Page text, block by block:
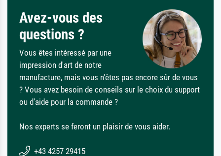
Avez-vous des
questions ?
Vous êtes intéressé par une
impression d'art de notre
manufacture, mais vous n'êtes pas encore sûr de vous
? Vous avez besoin de conseils sur le choix du support
ou d'aide pour la commande ?
Nos experts se feront un plaisir de vous aider.
+43 4257 29415